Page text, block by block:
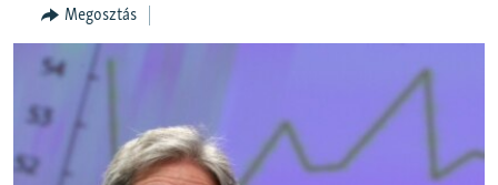
NER15
SZABADON
DEMOKRÁCIA
A PÉNZ NYOMÁBAN
Megosztás